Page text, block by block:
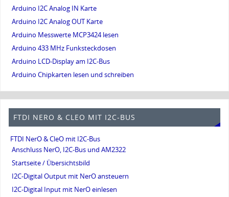
Arduino I2C Analog IN Karte
Arduino I2C Analog OUT Karte
Arduino Messwerte MCP3424 lesen
Arduino 433 MHz Funksteckdosen
Arduino LCD-Display am I2C-Bus
Arduino Chipkarten lesen und schreiben
FTDI NERO & CLEO MIT I2C-BUS
FTDI NerO & CleO mit I2C-Bus
Anschluss NerO, I2C-Bus und AM2322
Startseite / Übersichtsbild
I2C-Digital Output mit NerO ansteuern
I2C-Digital Input mit NerO einlesen